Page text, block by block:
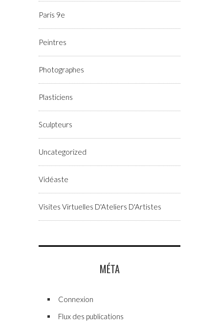
Paris 9e
Peintres
Photographes
Plasticiens
Sculpteurs
Uncategorized
Vidéaste
Visites Virtuelles D'Ateliers D'Artistes
MÉTA
Connexion
Flux des publications